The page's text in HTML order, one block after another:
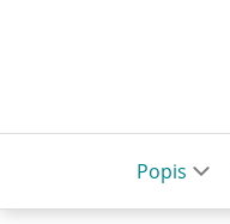
Popis